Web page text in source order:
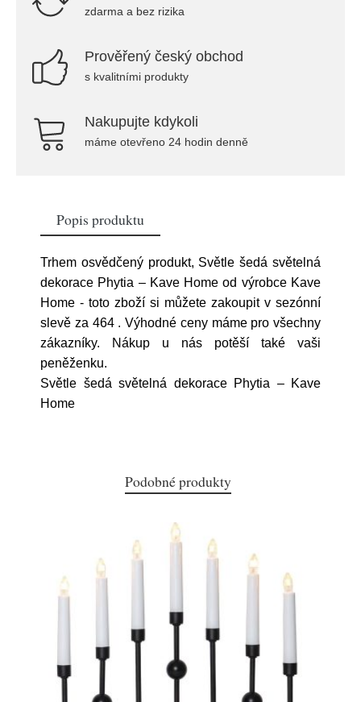
zdarma a bez rizika
Prověřený český obchod
s kvalitními produkty
Nakupujte kdykoli
máme otevřeno 24 hodin denně
Popis produktu
Trhem osvědčený produkt, Světle šedá světelná
dekorace Phytia – Kave Home od výrobce Kave
Home - toto zboží si můžete zakoupit v sezónní
slevě za 464 . Výhodné ceny máme pro všechny
zákazníky. Nákup u nás potěší také vaši
peněženku.
Světle šedá světelná dekorace Phytia – Kave
Home
Podobné produkty